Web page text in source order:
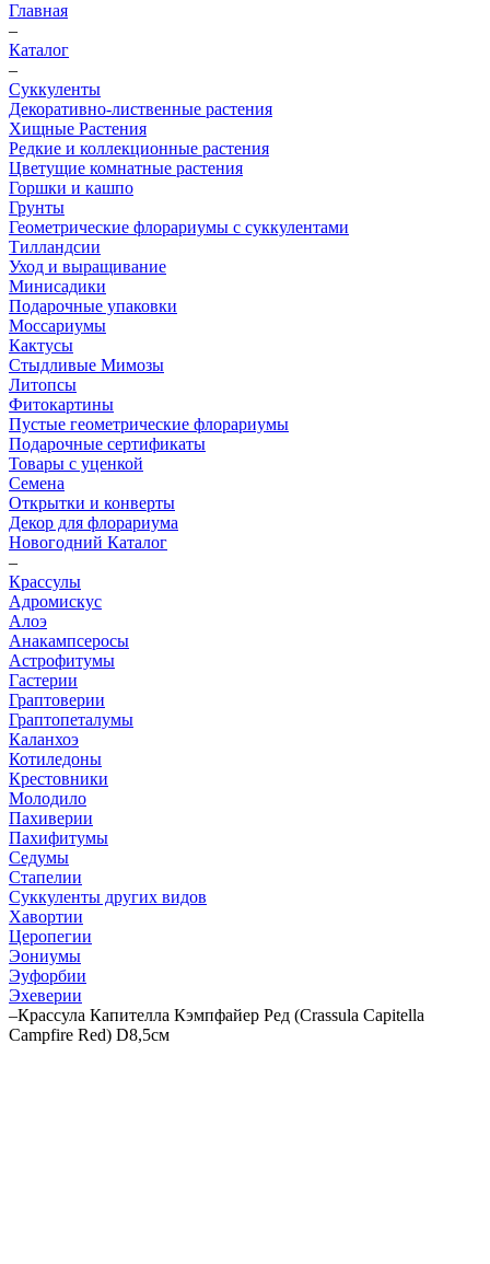
Главная
–
Каталог
–
Суккуленты
Декоративно-лиственные растения
Хищные Растения
Редкие и коллекционные растения
Цветущие комнатные растения
Горшки и кашпо
Грунты
Геометрические флорариумы с суккулентами
Тилландсии
Уход и выращивание
Минисадики
Подарочные упаковки
Моссариумы
Кактусы
Стыдливые Мимозы
Литопсы
Фитокартины
Пустые геометрические флорариумы
Подарочные сертификаты
Товары с уценкой
Семена
Открытки и конверты
Декор для флорариума
Новогодний Каталог
–
Крассулы
Адромискус
Алоэ
Анакампсеросы
Астрофитумы
Гастерии
Граптоверии
Граптопеталумы
Каланхоэ
Котиледоны
Крестовники
Молодило
Пахиверии
Пахифитумы
Седумы
Стапелии
Суккуленты других видов
Хавортии
Церопегии
Эониумы
Эуфорбии
Эхеверии
–Крассула Капителла Кэмпфайер Ред (Crassula Capitella
Campfire Red) D8,5см